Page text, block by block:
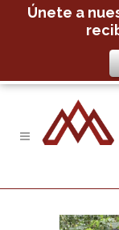
Únete a